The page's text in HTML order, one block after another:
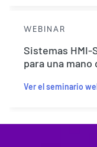
WEBINAR
Sistemas HMI-
para una
Ver el seminario